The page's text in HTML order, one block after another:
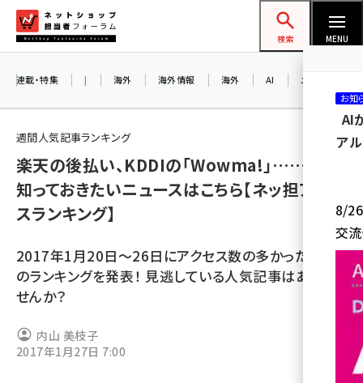
ン
ネットショップ担当者フォーラム
検索 MENU
amazon (2249)
yahoo (1901)
ecbeing (1207)
アスクル (1119)
base (1077)
ビィ・フォアード (773)
連載・特集 | 海外 海外情報 海外 AI メタバース
週間人気記事ランキング
楽天の後払い、KDDIの｢Wowma!｣……今週
知っておきたいニュースはこちら【ネッ担アクセ
スランキング】
2017年1月20日～26日にアクセス数の多かった記事
のランキングを発表！ 見逃している人気記事はありま
せんか？
内山 美枝子
2017年1月27日 7:00
お知
AI
ア
8/26
交